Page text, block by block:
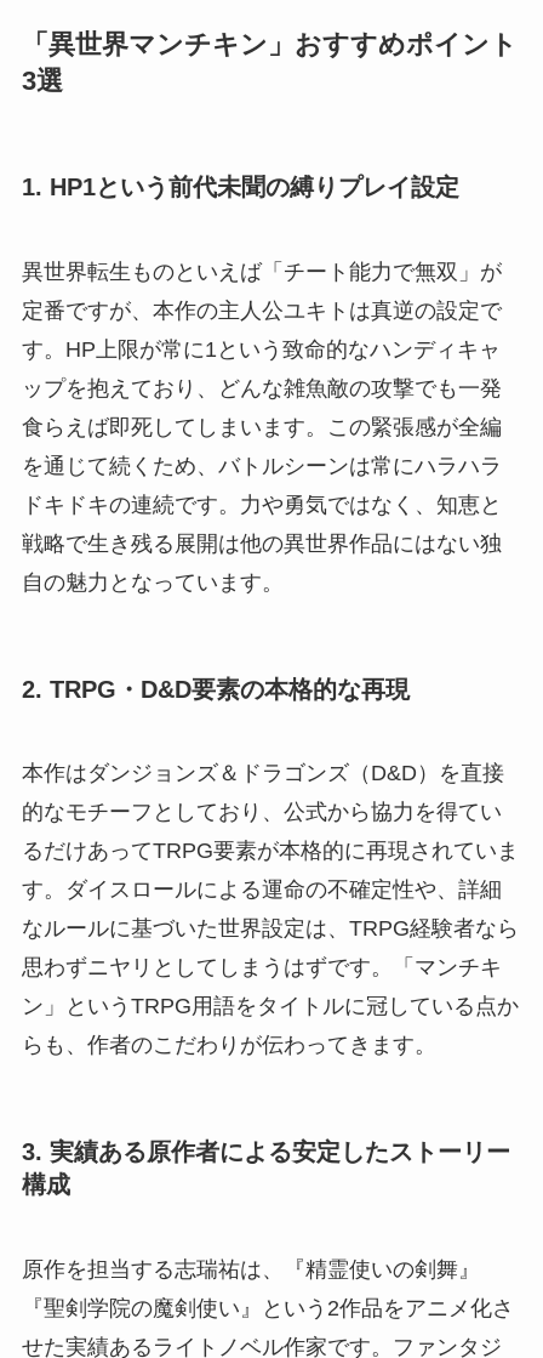
「異世界マンチキン」おすすめポイント
3選
1. HP1という前代未聞の縛りプレイ設定
異世界転生ものといえば「チート能力で無双」が
定番ですが、本作の主人公ユキトは真逆の設定で
す。HP上限が常に1という致命的なハンディキャ
ップを抱えており、どんな雑魚敵の攻撃でも一発
食らえば即死してしまいます。この緊張感が全編
を通じて続くため、バトルシーンは常にハラハラ
ドキドキの連続です。力や勇気ではなく、知恵と
戦略で生き残る展開は他の異世界作品にはない独
自の魅力となっています。
2. TRPG・D&D要素の本格的な再現
本作はダンジョンズ＆ドラゴンズ（D&D）を直接
的なモチーフとしており、公式から協力を得てい
るだけあってTRPG要素が本格的に再現されていま
す。ダイスロールによる運命の不確定性や、詳細
なルールに基づいた世界設定は、TRPG経験者なら
思わずニヤリとしてしまうはずです。「マンチキ
ン」というTRPG用語をタイトルに冠している点か
らも、作者のこだわりが伝わってきます。
3. 実績ある原作者による安定したストーリー
構成
原作を担当する志瑞祐は、『精霊使いの剣舞』
『聖剣学院の魔剣使い』という2作品をアニメ化さ
せた実績あるライトノベル作家です。ファンタジ